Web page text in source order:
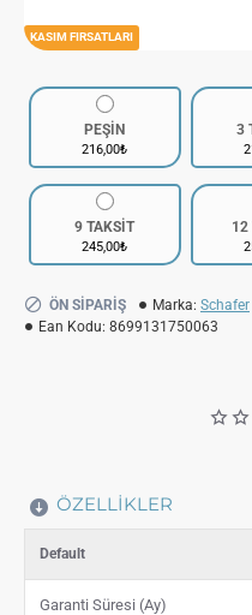
KASIM FIRSATLARI
PEŞİN
216,00₺
3
9 TAKSİT
245,00₺
12
ÖN SIPARIŞ Marka: Schafer
Ean Kodu: 8699131750063
ÖZELLIKLER
Default
Garanti Süresi (Ay)